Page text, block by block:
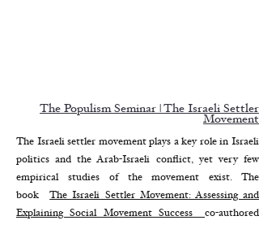
The Populism Seminar | The Israeli Settler
Movement
The Israeli settler movement plays a key role in Israeli
politics and the Arab-Israeli conflict, yet very few
empirical studies of the movement exist. The
bookThe Israeli Settler Movement: Assessing and
Explaining Social Movement Success co-authored